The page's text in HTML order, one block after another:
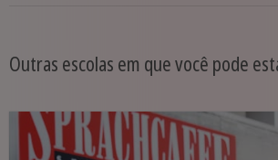
Outras escolas em que você pode